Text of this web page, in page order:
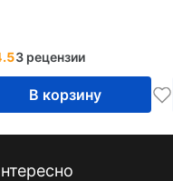
3 рецензии
В корзину